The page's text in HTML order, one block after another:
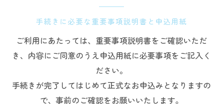
手続きに必要な重要事項説明書と申込用紙
ご利用にあたっては、重要事項説明書をご確認いただ
き、内容にご同意のうえ申込用紙に必要事項をご記入く
ださい。
手続きが完了してはじめて正式なお申込みとなりますの
で、事前のご確認をお願いいたします。